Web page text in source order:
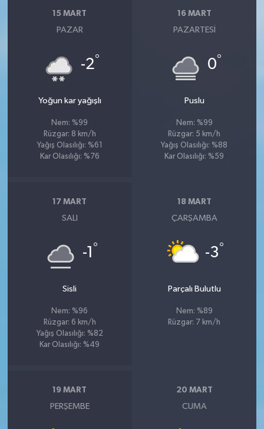
15 MART
PAZAR
-2°
Yoğun kar yağışlı
Nem: %99
Rüzgar: 8 km/h
Yağış Olasılığı: %61
Kar Olasılığı: %76
16 MART
PAZARTESI
0°
Puslu
Nem: %99
Rüzgar: 5 km/h
Yağış Olasılığı: %88
Kar Olasılığı: %59
17 MART
SALI
-1 °
Sisli
Nem: %96
Rüzgar: 6 km/h
Yağış Olasılığı: %82
Kar Olasılığı: %49
18 MART
ÇARŞAMBA
-3°
Parçalı Bulutlu
Nem: %89
Rüzgar: 7 km/h
19 MART
PERŞEMBE
20 MART
CUMA